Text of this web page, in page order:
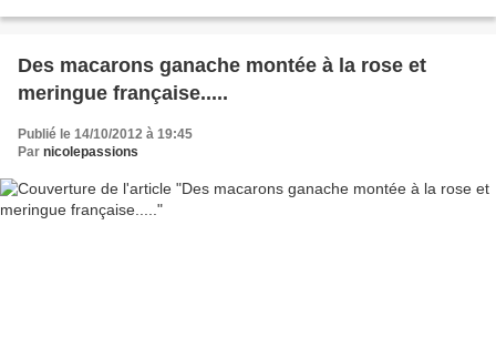
Des macarons ganache montée à la rose et
meringue française.....
Publié le 14/10/2012 à 19:45
Par nicolepassions